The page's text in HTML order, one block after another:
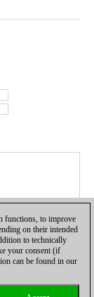
functions, to improve
on their intended
to technically
your consent (if
can be found in our